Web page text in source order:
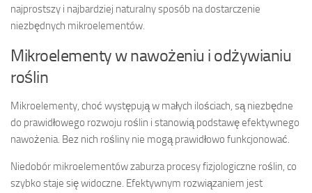
najprostszy i najbardziej naturalny sposób na dostarczenie
niezbędnych mikroelementów.
Mikroelementy w nawożeniu i odżywianiu
roślin
Mikroelementy, choć występują w małych ilościach, są niezbędne
do prawidłowego rozwoju roślin i stanowią podstawę efektywnego
nawożenia. Bez nich rośliny nie mogą prawidłowo funkcjonować.
Niedobór mikroelementów zaburza procesy fizjologiczne roślin, co
szybko staje się widoczne. Efektywnym rozwiązaniem jest